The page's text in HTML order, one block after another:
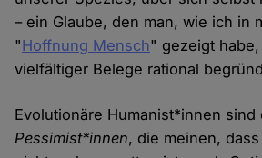
– ein Glaube, den man, wie ich in
"Hoffnung Mensch" gezeigt habe,
vielfältiger Belege rational
Evolutionäre Humanist*innen sind
Pessimist*innen, die meinen,